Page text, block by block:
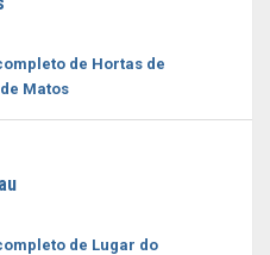
de Hortas de
Matos
de Lugar do